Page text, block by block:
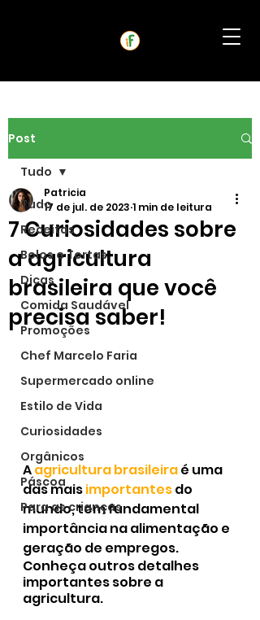
Post
Tudo
Receitas
Bolos e Tortas
Dicas
Comida Saudável
Promoções
Chef Marcelo Faria
Supermercado online
Estilo de Vida
Curiosidades
Orgânicos
Páscoa
Para as crianças
Tudo
7 Curiosidades sobre
a agricultura
brasileira que você
precisa saber!
Patricia
17 de jul. de 2023 1 min de leitura
A agricultura brasileira é uma
das mais importantes do
mundo, tem fundamental
importância na alimentação e
geração de empregos.
Conheça outros detalhes
importantes sobre a
agricultura.